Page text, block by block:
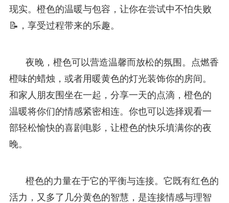
现实。橙色的温暖与包容，让你在尝试中不怕失败
📝，享受过程带来的乐趣。
夜晚，橙色可以营造温馨而放松的氛围。点燃香
橙味的蜡烛，或者用暖黄色的灯光装饰你的房间。
和家人朋友围坐在一起，分享一天的点滴，橙色的
温暖将你们的情感紧密相连。你也可以选择观看一
部轻松愉快的喜剧电影，让橙色的快乐填满你的夜
晚。
橙色的力量在于它的平衡与连接。它既有红色的
活力，又多了几分黄色的智慧，是连接情感与理智